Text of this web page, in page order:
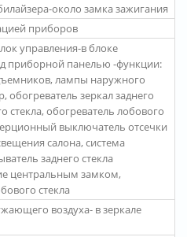
около замка зажигания
приборов
управления-в блоке
приборной панелью -функции:
лампы наружного
зеркал заднего
стекла, обогреватель лобового
выключатель отсечки
салона, система
заднего стекла
центральным замком,
стекла
воздуха- в зеркале